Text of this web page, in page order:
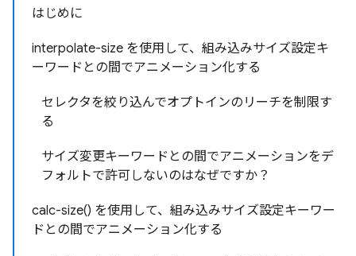
はじめに
interpolate-size を使用して、組み込みサイズ設定キ
ーワードとの間でアニメーション化する
セレクタを絞り込んでオプトインのリーチを制限す
る
サイズ変更キーワードとの間でアニメーションをデ
フォルトで許可しないのはなぜですか？
calc-size() を使用して、組み込みサイズ設定キーワー
ドとの間でアニメーション化する